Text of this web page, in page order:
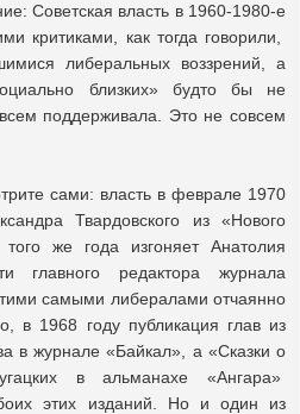
Советская власть в 1960-1980-е
критиками, как тогда говорили,
либеральных воззрений, а
близких» будто бы не
поддерживала. Это не совсем
сами: власть в феврале 1970
Твардовского из «Нового
же года изгоняет Анатолия
главного редактора журнала
самыми либералами отчаянно
в 1968 году публикация глав из
в журнале «Байкал», а «Сказки о
в альманахе «Ангара»
этих изданий. Но и один из